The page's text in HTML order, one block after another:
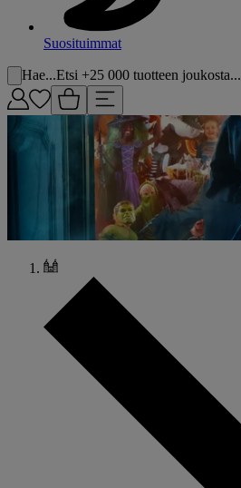
Suosituimmat
Hae...Etsi +25 000 tuotteen joukosta...